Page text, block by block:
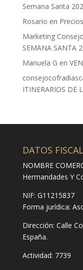
Semana Santa
Rosario en
Marketing
SEMANA SANTA
Manuela G en
ITINERARIOS DE
DATOS
NOMBRE
Hermandades Y
NIF: G11215837
Forma jurídica:
Dirección: Calle
España.
Actividad: 7739